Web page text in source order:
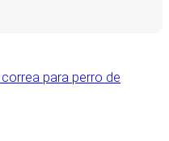
para perro de